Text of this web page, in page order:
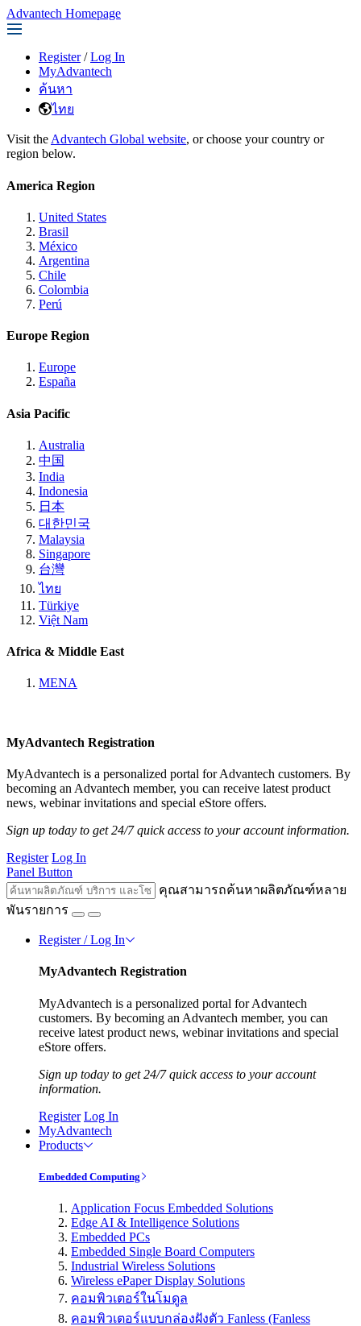
Advantech Homepage
Register / Log In
MyAdvantech
ค้นหา
ไทย
Visit the Advantech Global website, or choose your country or
region below.
America Region
United States
Brasil
México
Argentina
Chile
Colombia
Perú
Europe Region
Europe
España
Asia Pacific
Australia
中国
India
Indonesia
日本
대한민국
Malaysia
Singapore
台灣
ไทย
Türkiye
Việt Nam
Africa & Middle East
MENA
MyAdvantech Registration
MyAdvantech is a personalized portal for Advantech customers. By
becoming an Advantech member, you can receive latest product
news, webinar invitations and special eStore offers.
Sign up today to get 24/7 quick access to your account information.
Register Log In
Panel Button
คุณสามารถค้นหาผลิตภัณฑ์หลาย
พันรายการ
Register / Log In
MyAdvantech Registration
MyAdvantech is a personalized portal for Advantech
customers. By becoming an Advantech member, you can
receive latest product news, webinar invitations and special
eStore offers.
Sign up today to get 24/7 quick access to your account
information.
Register Log In
MyAdvantech
Products
Embedded Computing
Application Focus Embedded Solutions
Edge AI & Intelligence Solutions
Embedded PCs
Embedded Single Board Computers
Industrial Wireless Solutions
Wireless ePaper Display Solutions
คอมพิวเตอร์ในโมดูล
คอมพิวเตอร์แบบกล่องฝังตัว Fanless (Fanless